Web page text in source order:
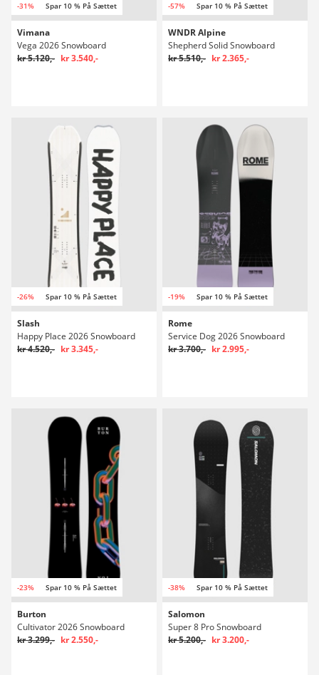
-31% Spar 10 % På Sættet
Vimana
Vega 2026 Snowboard
kr 5.120,- kr 3.540,-
-57% Spar 10 % På Sættet
WNDR Alpine
Shepherd Solid Snowboard
kr 5.510,- kr 2.365,-
-26% Spar 10 % På Sættet
Slash
Happy Place 2026 Snowboard
kr 4.520,- kr 3.345,-
-19% Spar 10 % På Sættet
Rome
Service Dog 2026 Snowboard
kr 3.700,- kr 2.995,-
-23% Spar 10 % På Sættet
Burton
Cultivator 2026 Snowboard
kr 3.299,- kr 2.550,-
-38% Spar 10 % På Sættet
Salomon
Super 8 Pro Snowboard
kr 5.200,- kr 3.200,-